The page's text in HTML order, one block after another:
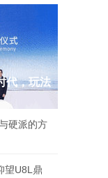
代，玩法
硬派的方
望U8L鼎